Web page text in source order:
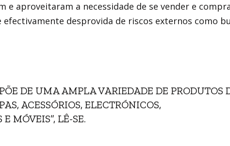
e aproveitaram a necessidade de se vender e
desprovida de riscos externos como
DE UMA AMPLA VARIEDADE DE PRODUTOS
ACESSÓRIOS, ELECTRÓNICOS,
MÓVEIS”, LÊ-SE.